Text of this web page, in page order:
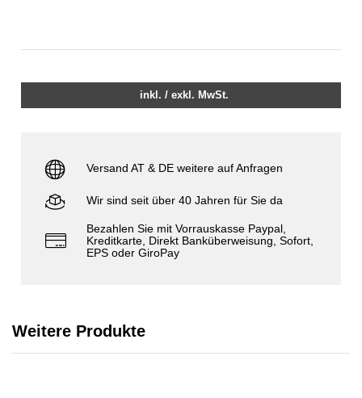
inkl. / exkl. MwSt.
Versand AT & DE weitere auf Anfragen
Wir sind seit über 40 Jahren für Sie da
Bezahlen Sie mit Vorrauskasse Paypal,
Kreditkarte, Direkt Banküberweisung, Sofort,
EPS oder GiroPay
Weitere Produkte